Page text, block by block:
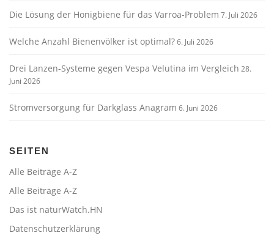
Die Lösung der Honigbiene für das Varroa-Problem 7. Juli 2026
Welche Anzahl Bienenvölker ist optimal?6. Juli 2026
Drei Lanzen-Systeme gegen Vespa Velutina im Vergleich 28.
Juni 2026
Stromversorgung für Darkglass Anagram 6. Juni 2026
SEITEN
Alle Beiträge A-Z
Alle Beiträge A-Z
Das ist naturWatch.HN
Datenschutzerklärung